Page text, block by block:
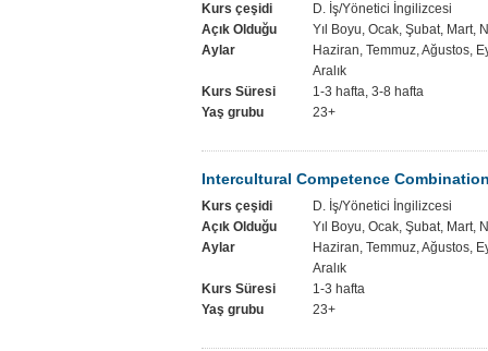
Kurs çeşidi
D. İş/Yönetici İngilizcesi
Açık Olduğu
Aylar
Yıl Boyu, Ocak, Şubat, Mart,
Haziran, Temmuz, Ağustos,
Aralık
Kurs Süresi
1-3 hafta, 3-8 hafta
Yaş grubu
23+
Intercultural Competence
Kurs çeşidi
D. İş/Yönetici İngilizcesi
Açık Olduğu
Aylar
Yıl Boyu, Ocak, Şubat, Mart,
Haziran, Temmuz, Ağustos,
Aralık
Kurs Süresi
1-3 hafta
Yaş grubu
23+